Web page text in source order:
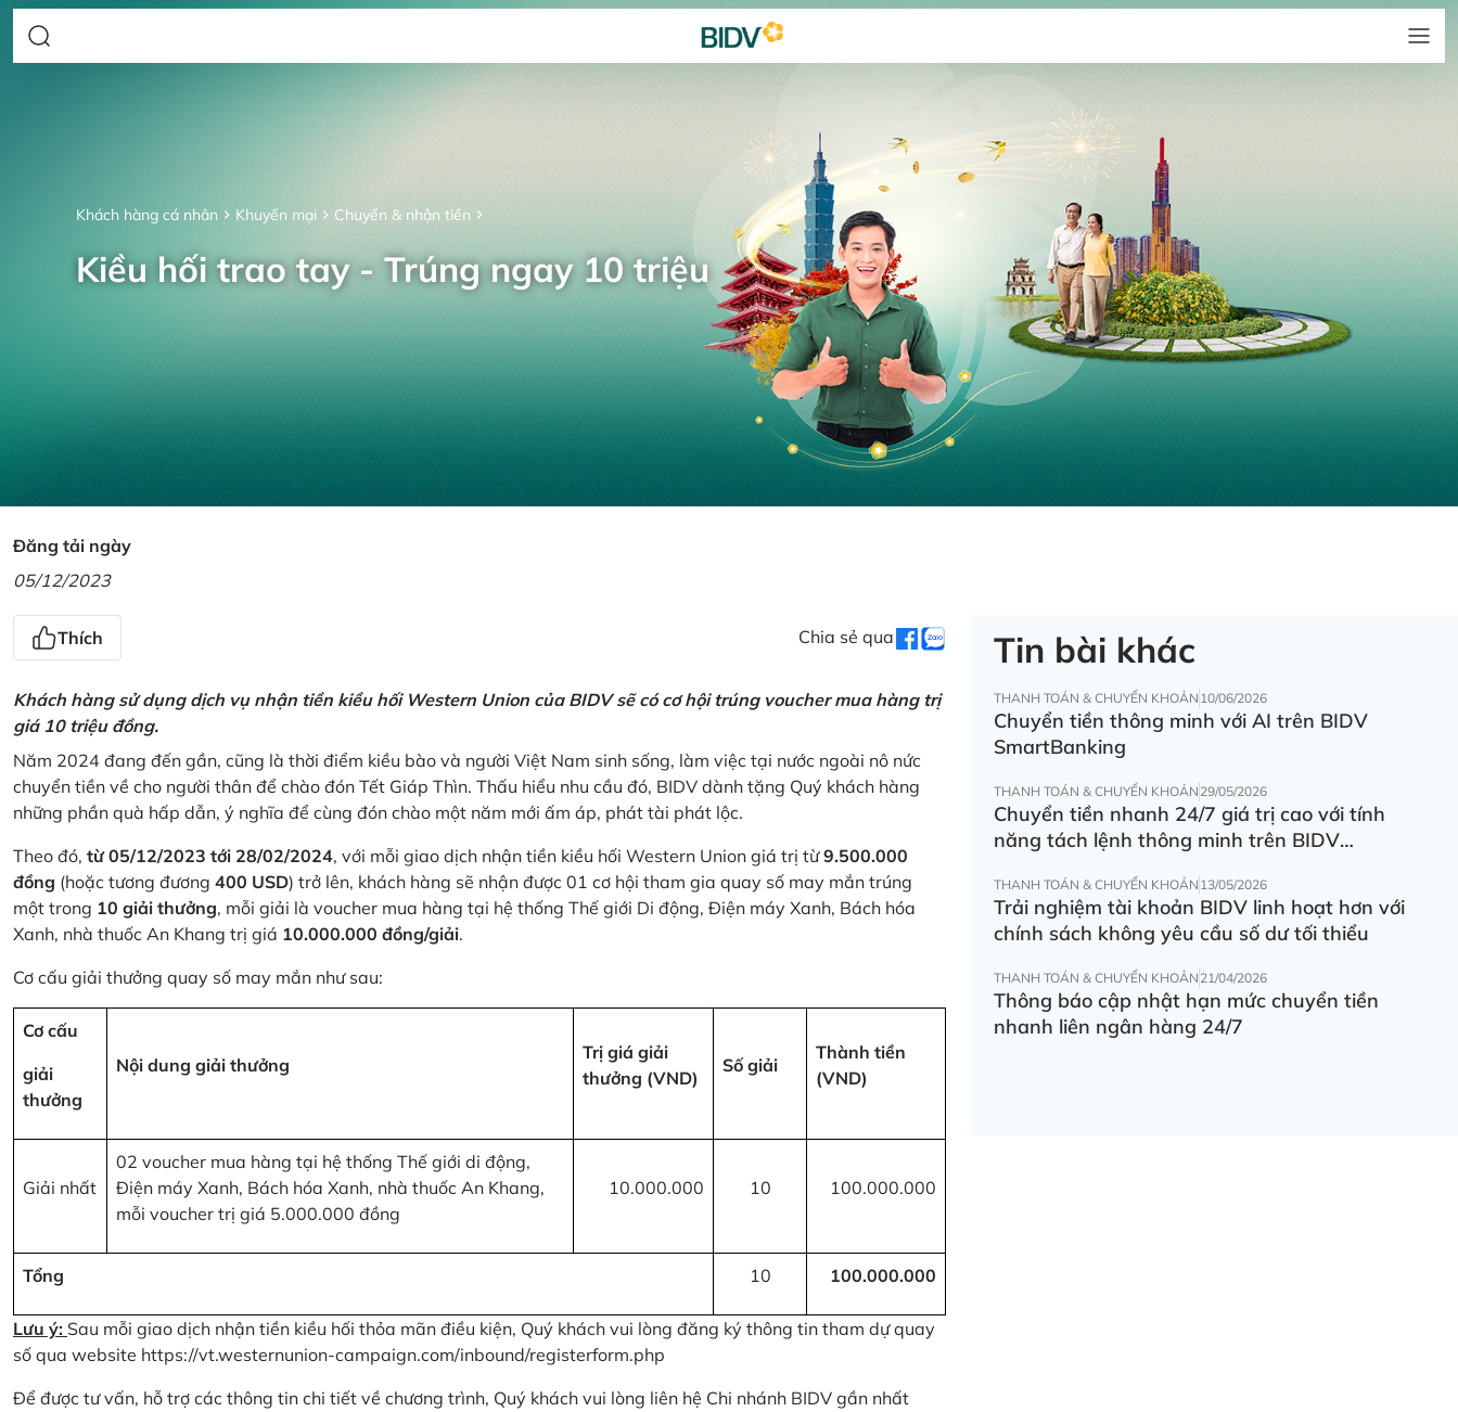
Khách hàng cá nhân Khuyến mại Chuyển & nhận tiền
Kiều hối trao tay - Trúng ngay 10 triệu
Đăng tải ngày
05/12/2023
Thích Chia sẻ qua
Khách hàng sử dụng dịch vụ nhận tiền kiều hối Western Union của BIDV sẽ có cơ hội trúng voucher mua hàng trị
giá 10 triệu đồng.
Năm 2024 đang đến gần, cũng là thời điểm kiều bào và người Việt Nam sinh sống, làm việc tại nước ngoài nô nức
chuyển tiền về cho người thân để chào đón Tết Giáp Thìn. Thấu hiểu nhu cầu đó, BIDV dành tặng Quý khách hàng
những phần quà hấp dẫn, ý nghĩa để cùng đón chào một năm mới ấm áp, phát tài phát lộc.
Theo đó, từ 05/12/2023 tới 28/02/2024, với mỗi giao dịch nhận tiền kiều hối Western Union giá trị từ9.500.000
đồng (hoặc tương đương 400 USD) trở lên, khách hàng sẽ nhận được 01 cơ hội tham gia quay số may mắn trúng
một trong 10 giải thưởng, mỗi giải là voucher mua hàng tại hệ thống Thế giới Di động, Điện máy Xanh, Bách hóa
Xanh, nhà thuốc An Khang trị giá 10.000.000 đồng/giải.
Cơ cấu giải thưởng quay số may mắn như sau:
Cơ cấu
giải
thưởng
Nội dung giải thưởng
Trị giá giải
thưởng (VND)
Số giải
Thành tiền
(VND)
Giải nhất
02 voucher mua hàng tại hệ thống Thế giới di động,
Điện máy Xanh, Bách hóa Xanh, nhà thuốc An Khang,
mỗi voucher trị giá 5.000.000 đồng
10.000.000 10 100.000.000
Tổng 10 100.000.000
Lưu ý: Sau mỗi giao dịch nhận tiền kiều hối thỏa mãn điều kiện, Quý khách vui lòng đăng ký thông tin tham dự quay
số qua website https://vt.westernunion-campaign.com/inbound/registerform.php
Để được tư vấn, hỗ trợ các thông tin chi tiết về chương trình, Quý khách vui lòng liên hệ Chi nhánh BIDV gần nhất
Tin bài khác
THANH TOÁN & CHUYỂN KHOẢN 10/06/2026
Chuyển tiền thông minh với AI trên BIDV
SmartBanking
THANH TOÁN & CHUYỂN KHOẢN 29/05/2026
Chuyển tiền nhanh 24/7 giá trị cao với tính
năng tách lệnh thông minh trên BIDV
THANH TOÁN & CHUYỂN KHOẢN 13/05/2026
Trải nghiệm tài khoản BIDV linh hoạt hơn với
chính sách không yêu cầu số dư tối thiểu
THANH TOÁN & CHUYỂN KHOẢN 21/04/2026
Thông báo cập nhật hạn mức chuyển tiền
nhanh liên ngân hàng 24/7